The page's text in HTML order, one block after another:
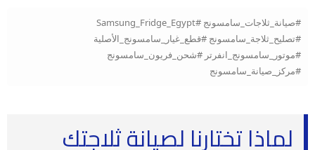
#صيانة_ثلاجات_سامسونج #Samsung_Fridge_Egypt
#تصليح_ثلاجة_سامسونج #قطع_غيار_سامسونج_الأصلية
#موتور_سامسونج_انفرتر #شحن_فريون_سامسونج
#مركز_صيانة_سامسونج
لماذا تختارنا لصيانة ثلاجتك